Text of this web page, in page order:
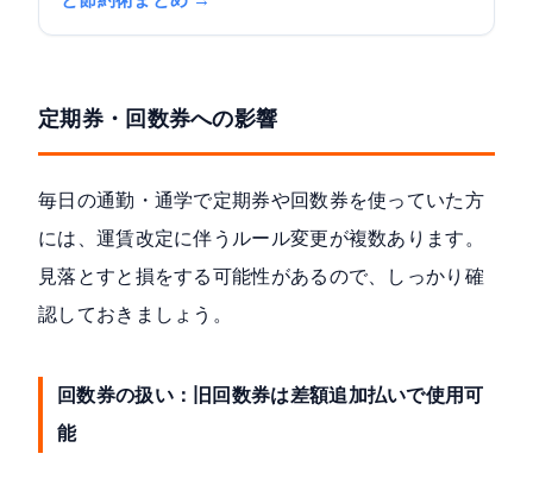
定期券・回数券への影響
毎日の通勤・通学で定期券や回数券を使っていた方
には、運賃改定に伴うルール変更が複数あります。
見落とすと損をする可能性があるので、しっかり確
認しておきましょう。
回数券の扱い：旧回数券は差額追加払いで使用可
能